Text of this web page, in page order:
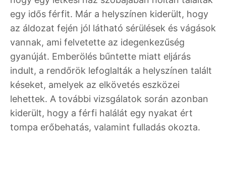
egy idős férfit. Már a helyszínen kiderült, hogy
az áldozat fején jól látható sérülések és vágások
vannak, ami felvetette az idegenkezűség
gyanúját. Emberölés bűntette miatt eljárás
indult, a rendőrök lefoglalták a helyszínen talált
késeket, amelyek az elkövetés eszközei
lehettek. A további vizsgálatok során azonban
kiderült, hogy a férfi halálát egy nyakat ért
tompa erőbehatás, valamint fulladás okozta.